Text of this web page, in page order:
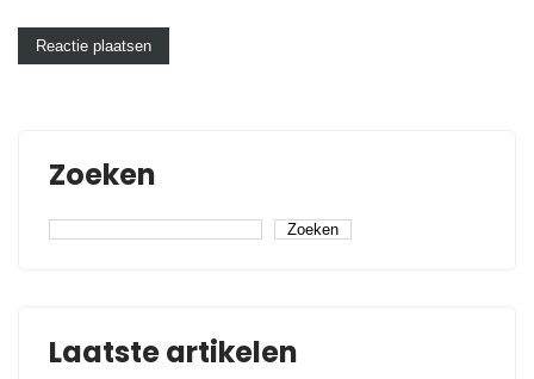
Zoeken
Zoeken
Laatste artikelen